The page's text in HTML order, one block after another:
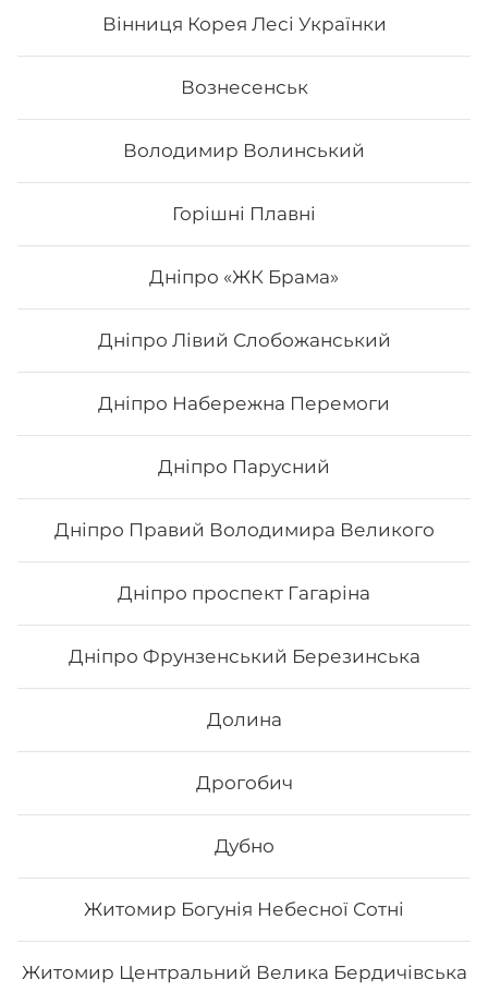
Вінниця Корея Лесі Українки
Вознесенськ
Володимир Волинський
Горішні Плавні
Дніпро «ЖК Брама»
Дніпро Лівий Слобожанський
Дніпро Набережна Перемоги
Дніпро Парусний
Дніпро Правий Володимира Великого
Дніпро проспект Гагаріна
Дніпро Фрунзенський Березинська
Долина
Дрогобич
Дубно
Житомир Богунія Небесної Сотні
Житомир Центральний Велика Бердичівська
245₴
Каліфорнія з маринованим
гарбузом
Вага: 255 г Склад: Норі, Рис, Кунжут, Огірок, Манго,
Рол Фудзіяма